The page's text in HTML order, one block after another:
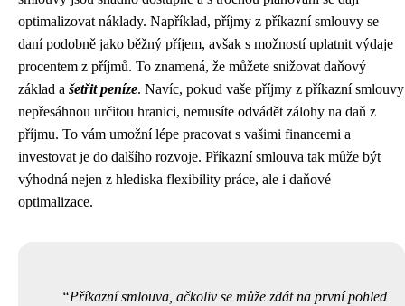
optimalizovat náklady. Například, příjmy z příkazní smlouvy se
daní podobně jako běžný příjem, avšak s možností uplatnit výdaje
procentem z příjmů. To znamená, že můžete snižovat daňový
základ a šetřit peníze. Navíc, pokud vaše příjmy z příkazní smlouvy
nepřesáhnou určitou hranici, nemusíte odvádět zálohy na daň z
příjmu. To vám umožní lépe pracovat s vašimi financemi a
investovat je do dalšího rozvoje. Příkazní smlouva tak může být
výhodná nejen z hlediska flexibility práce, ale i daňové
optimalizace.
Příkazní smlouva, ačkoliv se může zdát na první pohled